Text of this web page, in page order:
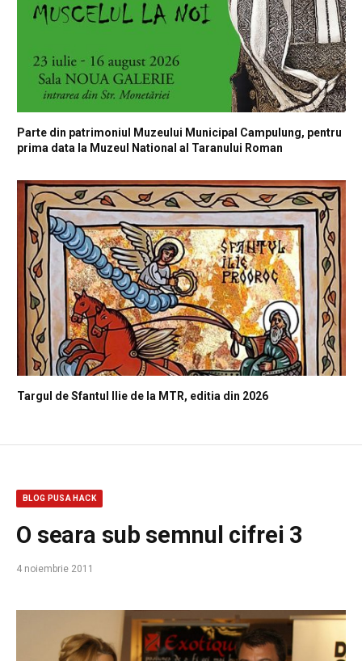
Parte din patrimoniul Muzeului Municipal Campulung, pentru
prima data la Muzeul National al Taranului Roman
Targul de Sfantul Ilie de la MTR, editia din 2026
BLOG PUSA HACK
O seara sub semnul cifrei 3
4 noiembrie 2011